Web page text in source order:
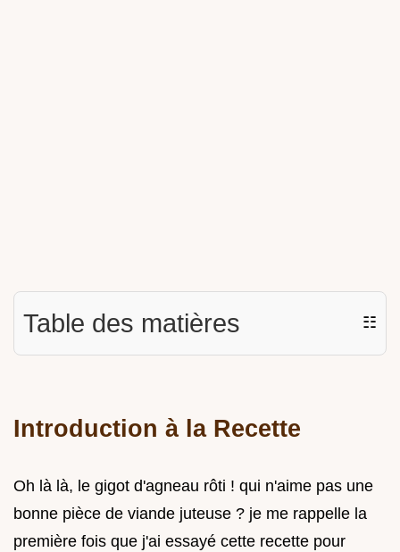
Table des matières ☷
Introduction à la Recette
Oh là là, le gigot d'agneau rôti ! qui n'aime pas une
bonne pièce de viande juteuse ? je me rappelle la
première fois que j'ai essayé cette recette pour